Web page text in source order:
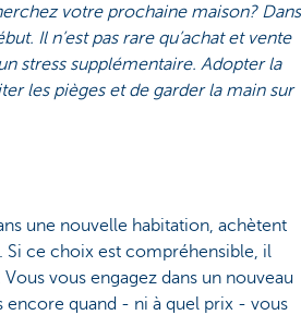
votre prochaine maison? Dans
Il n’est pas rare qu’achat et vente
stress supplémentaire. Adopter la
les pièges et de garder la main sur
une nouvelle habitation, achètent
ce choix est compréhensible, il
vous engagez dans un nouveau
encore quand - ni à quel prix - vous